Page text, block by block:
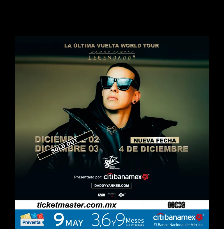
FAMOSA
UMBRELLA
ACADEMY
ESTÁ
BASADA
EN
MY
CHEMICAL
ROMANCE?